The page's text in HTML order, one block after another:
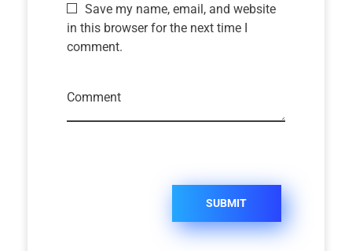
Save my name, email, and website
in this browser for the next time I
comment.
Comment